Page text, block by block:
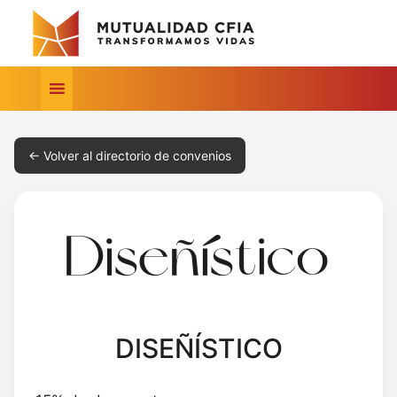
← Volver al directorio de convenios
DISEÑÍSTICO